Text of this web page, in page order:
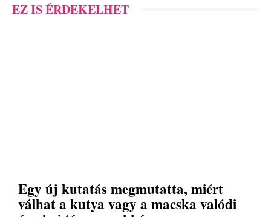
EZ IS ÉRDEKELHET
Egy új kutatás megmutatta, miért
válhat a kutya vagy a macska valódi